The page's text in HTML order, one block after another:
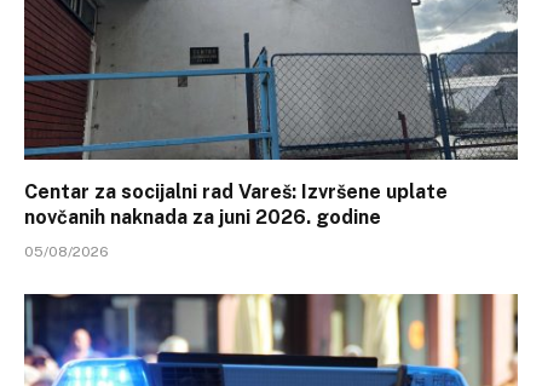
Centar za socijalni rad Vareš: Izvršene uplate
novčanih naknada za juni 2026. godine
05/08/2026